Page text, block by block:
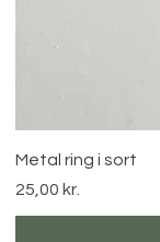
Metal ring i sort
Pris
25,00 kr.